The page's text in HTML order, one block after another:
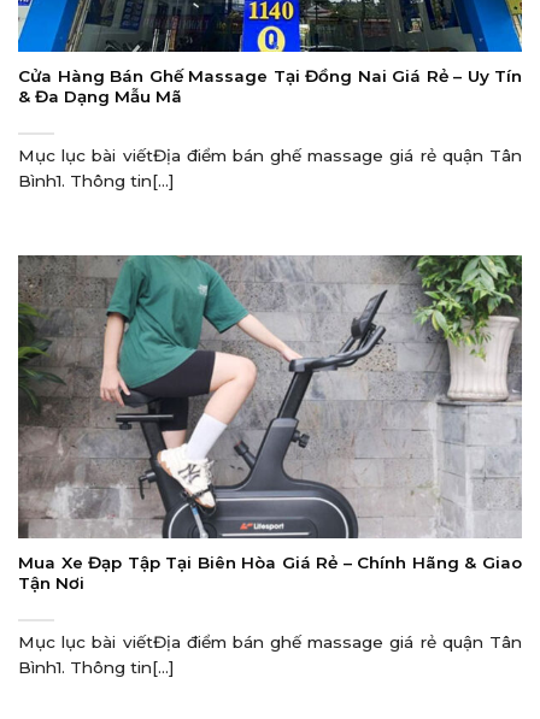
Cửa Hàng Bán Ghế Massage Tại Đồng Nai Giá Rẻ – Uy Tín
& Đa Dạng Mẫu Mã
Mục lục bài viếtĐịa điểm bán ghế massage giá rẻ quận Tân
Bình1. Thông tin[...]
Mua Xe Đạp Tập Tại Biên Hòa Giá Rẻ – Chính Hãng & Giao
Tận Nơi
Mục lục bài viếtĐịa điểm bán ghế massage giá rẻ quận Tân
Bình1. Thông tin[...]